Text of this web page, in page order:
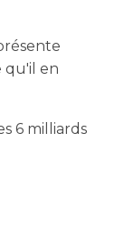
qu'il en
6 milliards